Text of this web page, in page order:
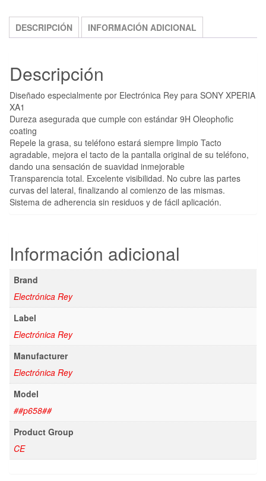
DESCRIPCIÓN INFORMACIÓN ADICIONAL
Descripción
Diseñado especialmente por Electrónica Rey para SONY XPERIA
XA1
Dureza asegurada que cumple con estándar 9H Oleophofic
coating
Repele la grasa, su teléfono estará siempre limpio Tacto
agradable, mejora el tacto de la pantalla original de su teléfono,
dando una sensación de suavidad inmejorable
Transparencia total. Excelente visibilidad. No cubre las partes
curvas del lateral, finalizando al comienzo de las mismas.
Sistema de adherencia sin residuos y de fácil aplicación.
Información adicional
Brand
Electrónica Rey
Label
Electrónica Rey
Manufacturer
Electrónica Rey
Model
##p658##
Product Group
CE